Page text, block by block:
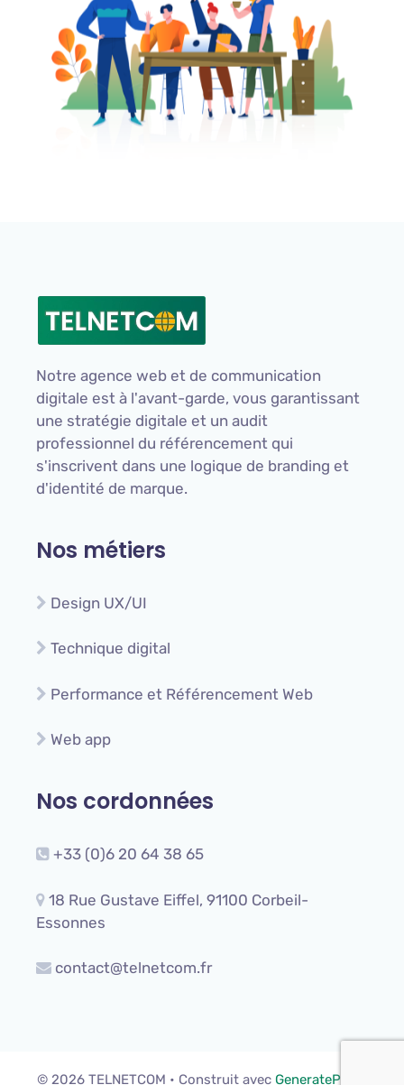
Notre agence web et de communication
digitale est à l'avant-garde, vous garantissant
une stratégie digitale et un audit
professionnel du référencement qui
s'inscrivent dans une logique de branding et
d'identité de marque.
Nos métiers
Design UX/UI
Technique digital
Performance et Référencement Web
Web app
Nos cordonnées
+33 (0)6 20 64 38 65
18 Rue Gustave Eiffel, 91100 Corbeil-
Essonnes
contact@telnetcom.fr
© 2026 TELNETCOM • Construit avec GeneratePress